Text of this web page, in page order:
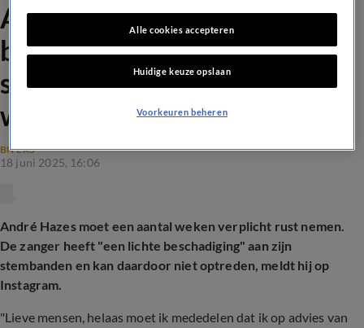
André Hazes heeft lichte
beschadiging aan
stembanden en moet aantal
weken verplicht rust nemen
BN'ERS
18 juni 2025, 16:06
André Hazes moet een aantal weken verplicht rust nemen.
De zanger heeft "een lichte beschadiging" aan zijn
stembanden en kan daardoor niet optreden, meldt hij op
Instagram.
"Lieve mensen, helaas moet ik mededelen dat ik op advies van
Alle cookies accepteren
Huidige keuze opslaan
Voorkeuren beheren